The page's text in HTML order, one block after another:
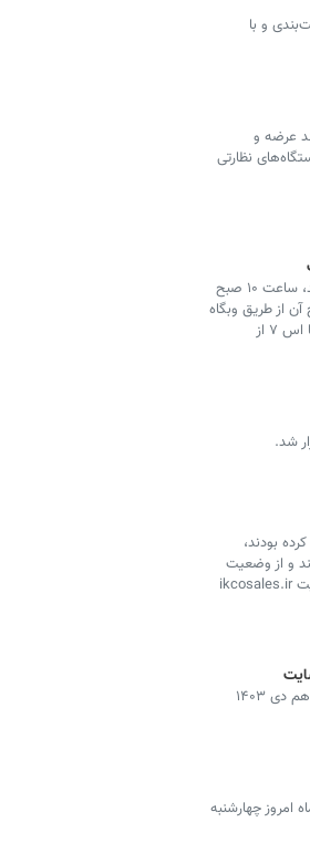
و با
عرضه و
نظارتی
قرعه‌کشی چهارمین دوره فروش محصولات ایران خودرو امروز، شنبه، چهارم اسفند، ساعت ۱۰ صبح
از طریق وبگاه
ایران‌خودرو و آپارات اعلام و به برندگان پیامک می‌شود. ۲۰۷، تارا، دنا پلاس و هایما اس ۷ از
شد.
بودند،
و از وضعیت
ثبت‌نام خود مطلع شوند. اسامی برندگان قرعه‌کشی ایران‌خودرو را می‌توانید در سایت ikcosales.ir
نتایج قرعه‌کشی ایران‌خودرو برای طرح مادران و خودروهای فرسوده، چهارشنبه نوزدهم دی‌ ۱۴۰۳
چهارشنبه